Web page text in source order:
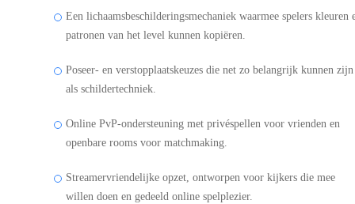
Een lichaamsbeschilderingsmechaniek waarmee spelers kleuren
patronen van het level kunnen kopiëren.
Poseer- en verstopplaatskeuzes die net zo belangrijk kunnen zijn
als schildertechniek.
Online PvP-ondersteuning met privéspellen voor vrienden en
openbare rooms voor matchmaking.
Streamervriendelijke opzet, ontworpen voor kijkers die mee
willen doen en gedeeld online spelplezier.